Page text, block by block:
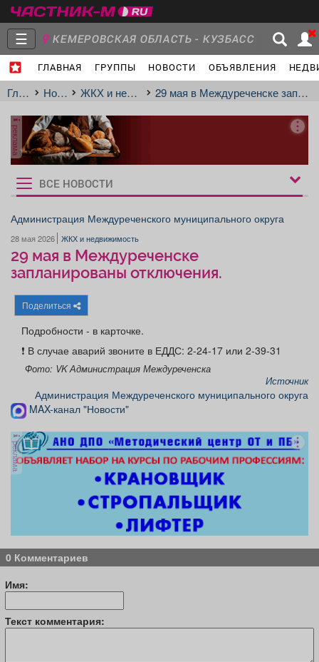
☰ КЕМЕРОВСКАЯ ОБЛАСТЬ - КУЗБАСС
ГЛАВНАЯ ГРУППЫ НОВОСТИ ОБЪЯВЛЕНИЯ
Главная
Объявления Недвижимость Услуги
Афиша Обучение
Товары Поздравления
Я - пенсионер
Главная Новости ЖКХ и недвижимость 29 мая в Междуреченске запланированы отключения.
реклама
Рукбрики
новостей
ВСЕ НОВОСТИ
Администрация Междуреченского муниципального округа
28 мая 2026 ЖКХ и недвижимость
29 мая в Междуреченске
запланированы отключения.
Поделиться
Подробности - в карточке.
❗️ В случае аварий звоните в ЕДДС: 2-24-17 или 2-39-31
Фото: VK Администрация Междуреченска
Источник
Администрация Междуреченского муниципального округа
MAX-канал "Новости"
реклама
0 Комментариев
Имя:
Текст комментария: